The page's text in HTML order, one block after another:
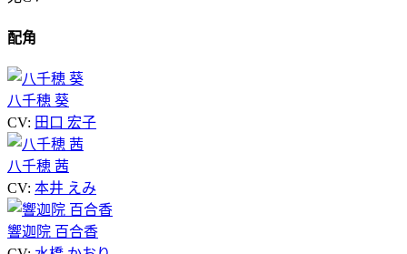
配角
八千穂 葵
CV: 田口 宏子
八千穂 茜
CV: 本井 えみ
響迦院 百合香